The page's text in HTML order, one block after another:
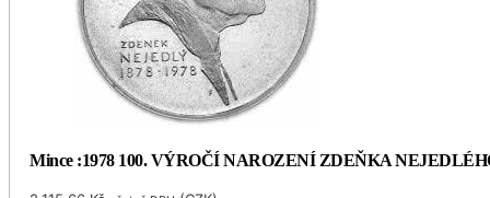
Mince :1978 100. VÝROČÍ NAROZENÍ ZDEŇKA